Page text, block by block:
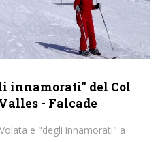
innamorati" del Col
- Falcade
e "degli innamorati" a